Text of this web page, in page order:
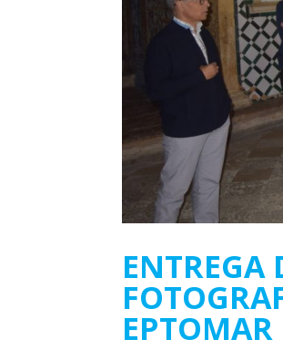
ENTREGA
EPTOMAR